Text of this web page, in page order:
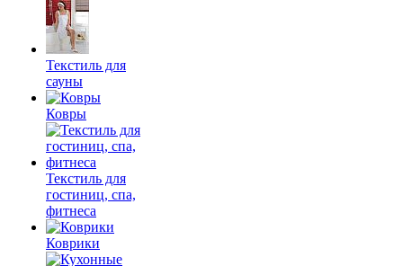
Текстиль для
сауны
Ковры
Текстиль для
гостиниц, спа,
фитнеса
Коврики